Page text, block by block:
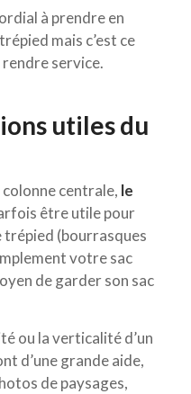
à prendre en
mais c’est ce
service.
utiles du
centrale, le
être utile pour
trépied (bourrasques
votre sac
de garder son sac
ou la verticalité d’un
d’une grande aide,
de paysages,